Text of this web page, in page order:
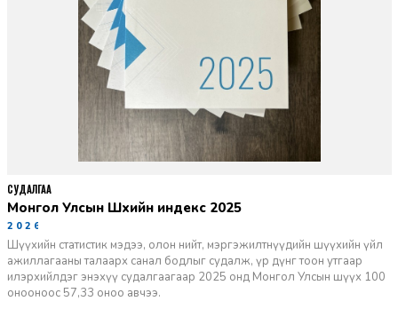
Монгол Улсын Шүүхийн индекс 2025
2026-06-11
Шүүхийн статистик мэдээ, олон нийт, мэргэжилтнүүдийн шүүхийн үйл
ажиллагааны талаарх санал бодлыг судалж, үр дүнг тоон утгаар
илэрхийлдэг энэхүү судалгаагаар 2025 онд Монгол Улсын шүүх 100
онооноос 57,33 оноо авчээ.
СУДАЛГАА